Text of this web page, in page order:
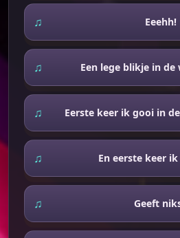
Eeehh!
Een lege blikje in
Eerste keer ik gooi in
En eerste keer
Geeft